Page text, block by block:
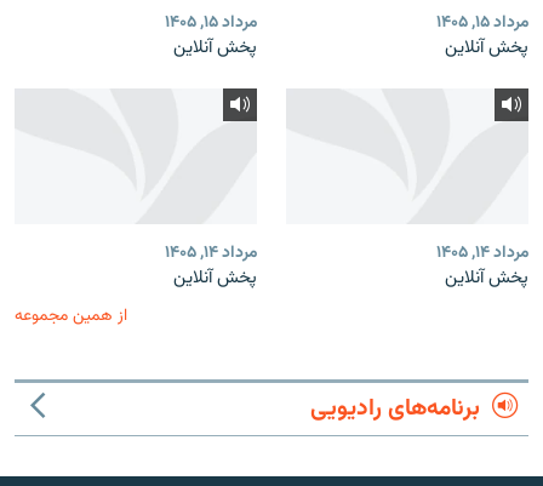
مرداد ۱۵, ۱۴۰۵
پخش آنلاین
مرداد ۱۵, ۱۴۰۵
پخش آنلاین
مرداد ۱۴, ۱۴۰۵
پخش آنلاین
مرداد ۱۴, ۱۴۰۵
پخش آنلاین
از همین مجموعه
برنامه‌های رادیویی